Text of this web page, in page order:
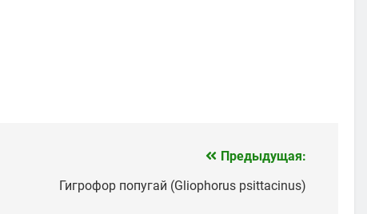
Предыдущая:
Гигрофор попугай (Gliophorus psittacinus)